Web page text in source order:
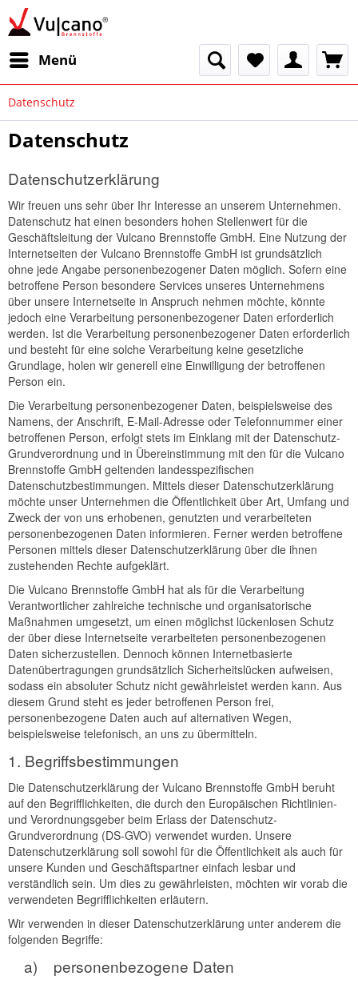
Menü
Datenschutz
Datenschutz
Datenschutzerklärung
Wir freuen uns sehr über Ihr Interesse an unserem Unternehmen.
Datenschutz hat einen besonders hohen Stellenwert für die
Geschäftsleitung der Vulcano Brennstoffe GmbH. Eine Nutzung der
Internetseiten der Vulcano Brennstoffe GmbH ist grundsätzlich
ohne jede Angabe personenbezogener Daten möglich. Sofern eine
betroffene Person besondere Services unseres Unternehmens
über unsere Internetseite in Anspruch nehmen möchte, könnte
jedoch eine Verarbeitung personenbezogener Daten erforderlich
werden. Ist die Verarbeitung personenbezogener Daten erforderlich
und besteht für eine solche Verarbeitung keine gesetzliche
Grundlage, holen wir generell eine Einwilligung der betroffenen
Person ein.
Die Verarbeitung personenbezogener Daten, beispielsweise des
Namens, der Anschrift, E-Mail-Adresse oder Telefonnummer einer
betroffenen Person, erfolgt stets im Einklang mit der Datenschutz-
Grundverordnung und in Übereinstimmung mit den für die Vulcano
Brennstoffe GmbH geltenden landesspezifischen
Datenschutzbestimmungen. Mittels dieser Datenschutzerklärung
möchte unser Unternehmen die Öffentlichkeit über Art, Umfang und
Zweck der von uns erhobenen, genutzten und verarbeiteten
personenbezogenen Daten informieren. Ferner werden betroffene
Personen mittels dieser Datenschutzerklärung über die ihnen
zustehenden Rechte aufgeklärt.
Die Vulcano Brennstoffe GmbH hat als für die Verarbeitung
Verantwortlicher zahlreiche technische und organisatorische
Maßnahmen umgesetzt, um einen möglichst lückenlosen Schutz
der über diese Internetseite verarbeiteten personenbezogenen
Daten sicherzustellen. Dennoch können Internetbasierte
Datenübertragungen grundsätzlich Sicherheitslücken aufweisen,
sodass ein absoluter Schutz nicht gewährleistet werden kann. Aus
diesem Grund steht es jeder betroffenen Person frei,
personenbezogene Daten auch auf alternativen Wegen,
beispielsweise telefonisch, an uns zu übermitteln.
1. Begriffsbestimmungen
Die Datenschutzerklärung der Vulcano Brennstoffe GmbH beruht
auf den Begrifflichkeiten, die durch den Europäischen Richtlinien-
und Verordnungsgeber beim Erlass der Datenschutz-
Grundverordnung (DS-GVO) verwendet wurden. Unsere
Datenschutzerklärung soll sowohl für die Öffentlichkeit als auch für
unsere Kunden und Geschäftspartner einfach lesbar und
verständlich sein. Um dies zu gewährleisten, möchten wir vorab die
verwendeten Begrifflichkeiten erläutern.
Wir verwenden in dieser Datenschutzerklärung unter anderem die
folgenden Begriffe:
a) personenbezogene Daten